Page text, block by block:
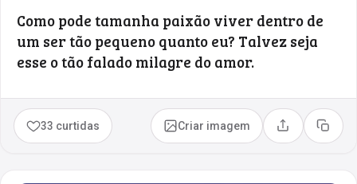
Como pode tamanha paixão viver dentro de
um ser tão pequeno quanto eu? Talvez seja
esse o tão falado milagre do amor.
33 curtidas Criar imagem Compartilhar
Copiar